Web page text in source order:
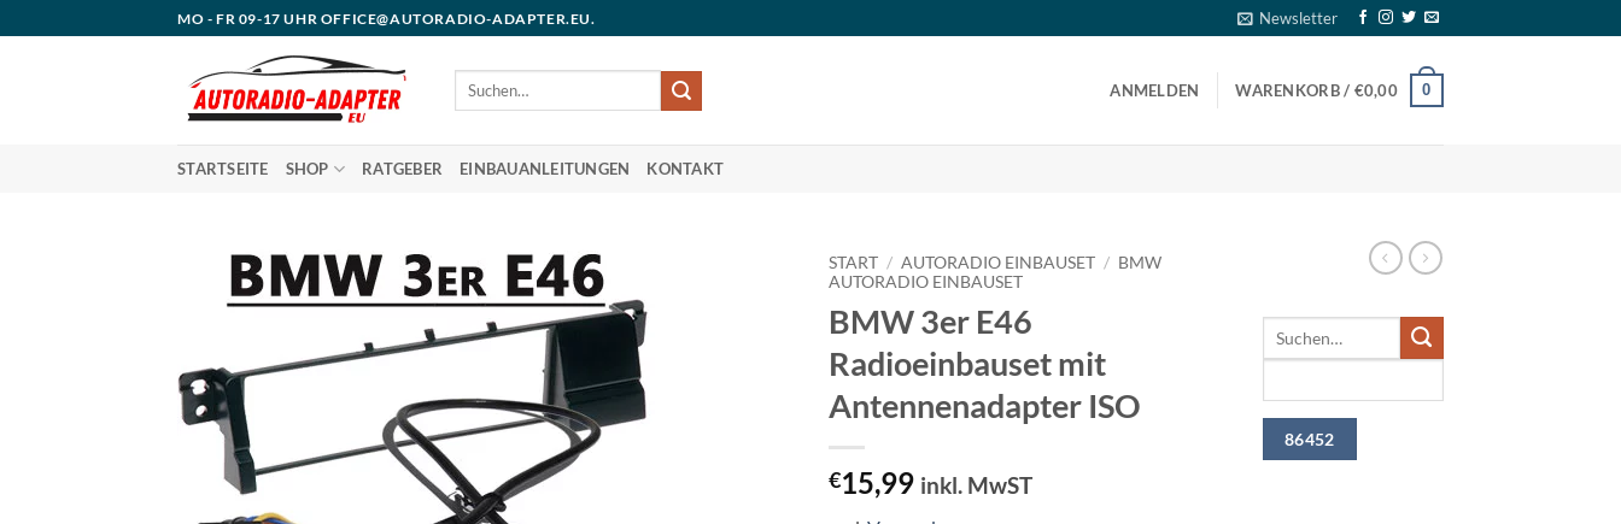
Inhalt
MO - FR 09-17 UHR OFFICE@AUTORADIO-ADAPTER.EU. Newsletter
Suchen
ANMELDEN WARENKORB / €0,00 0
STARTSEITE SHOP RATGEBER EINBAUANLEITUNGEN KONTAKT
START / AUTORADIO EINBAUSET / BMW
AUTORADIO EINBAUSET
BMW 3er E46
Radioeinbauset mit
Antennenadapter ISO
€15,99 inkl. MwST